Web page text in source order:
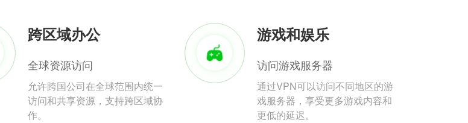
跨区域办公
全球资源访问
允许跨国公司在全球范围内统一
访问和共享资源，支持跨区域协
作。
游戏和娱乐
访问游戏服务器
通过VPN可以访问不同地区的游
戏服务器，享受更多游戏内容和
更低的延迟。